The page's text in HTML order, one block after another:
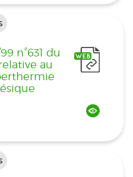
n°631 du
au